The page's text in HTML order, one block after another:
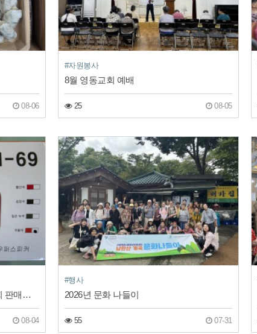
08-06
#자원봉사
8월 영동교회 예배
25 08-05
[강승철 후원자님] 행복나눔바자회 판매물품 라디오 후원
08-04
#행사
2026년 문화 나들이
55 07-31